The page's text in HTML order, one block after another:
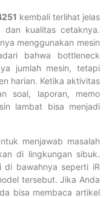
kembali terlihat jelas
dan kualitas cetaknya.
menggunakan mesin
bahwa bottleneck
jumlah mesin, tetapi
harian. Ketika aktivitas
soal, laporan, memo
lambat bisa menjadi
menjawab masalah
di lingkungan sibuk.
di bawahnya seperti iR
tersebut. Jika Anda
bisa membaca artikel